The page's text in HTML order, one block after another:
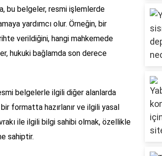
bu belgeler, resmi işlemlerde
yardımcı olur. Örneğin, bir
verildiğini, hangi mahkemede
hukuki bağlamda son derece
belgelerle ilgili diğer alanlarda
formatta hazırlanır ve ilgili yasal
ile ilgili bilgi sahibi olmak, özellikle
sahiptir.